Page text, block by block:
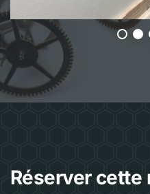
Réserver cette